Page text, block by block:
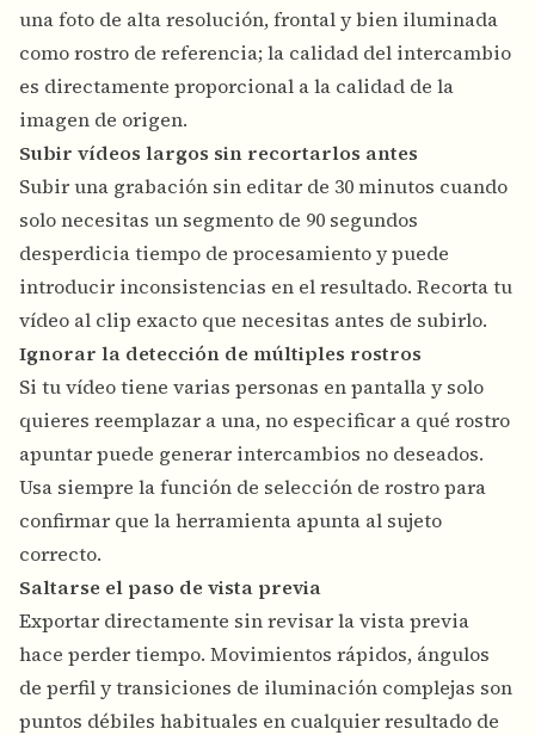
una foto de alta resolución, frontal y bien iluminada
como rostro de referencia; la calidad del intercambio
es directamente proporcional a la calidad de la
imagen de origen.
Subir vídeos largos sin recortarlos antes
Subir una grabación sin editar de 30 minutos cuando
solo necesitas un segmento de 90 segundos
desperdicia tiempo de procesamiento y puede
introducir inconsistencias en el resultado. Recorta tu
vídeo al clip exacto que necesitas antes de subirlo.
Ignorar la detección de múltiples rostros
Si tu vídeo tiene varias personas en pantalla y solo
quieres reemplazar a una, no especificar a qué rostro
apuntar puede generar intercambios no deseados.
Usa siempre la función de selección de rostro para
confirmar que la herramienta apunta al sujeto
correcto.
Saltarse el paso de vista previa
Exportar directamente sin revisar la vista previa
hace perder tiempo. Movimientos rápidos, ángulos
de perfil y transiciones de iluminación complejas son
puntos débiles habituales en cualquier resultado de